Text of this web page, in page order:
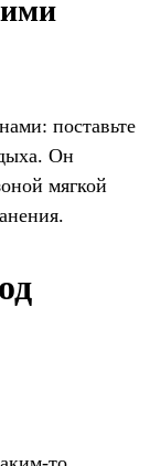
поставьте
Он
мягкой